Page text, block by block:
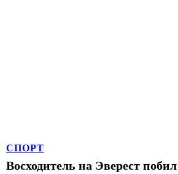
СПОРТ
Восходитель на Эверест